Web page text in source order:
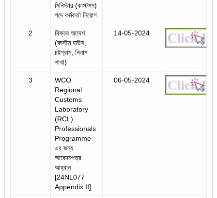
মিনিস্টার (কাস্টমস)
পদে কর্মকর্তা নিয়োগ
2
বিক্রয় আদেশ
(কাস্টম হাউস,
চট্টগ্রাম, নিলাম
শাখা)
14-05-2024
3
WCO
Regional
Customs
Laboratory
(RCL)
Professionals
Programme-
এর জন্য
আবেদনপত্র
আহ্বান
[24NL077
Appendix II]
06-05-2024